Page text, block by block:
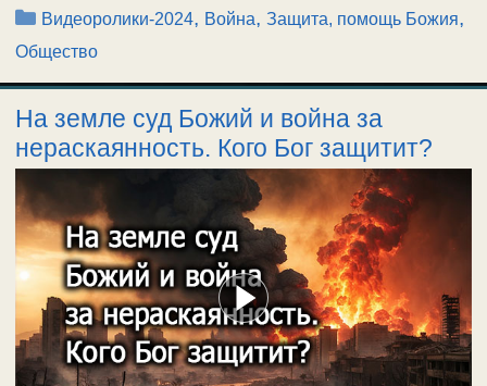
Рубрики
Видеоролики-2024, Война,Защита, помощь Божия,
Общество
На земле суд Божий и война за
нераскаянность. Кого Бог защитит?